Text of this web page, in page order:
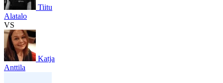
Tiitu
Alatalo
VS
Katja
Anttila